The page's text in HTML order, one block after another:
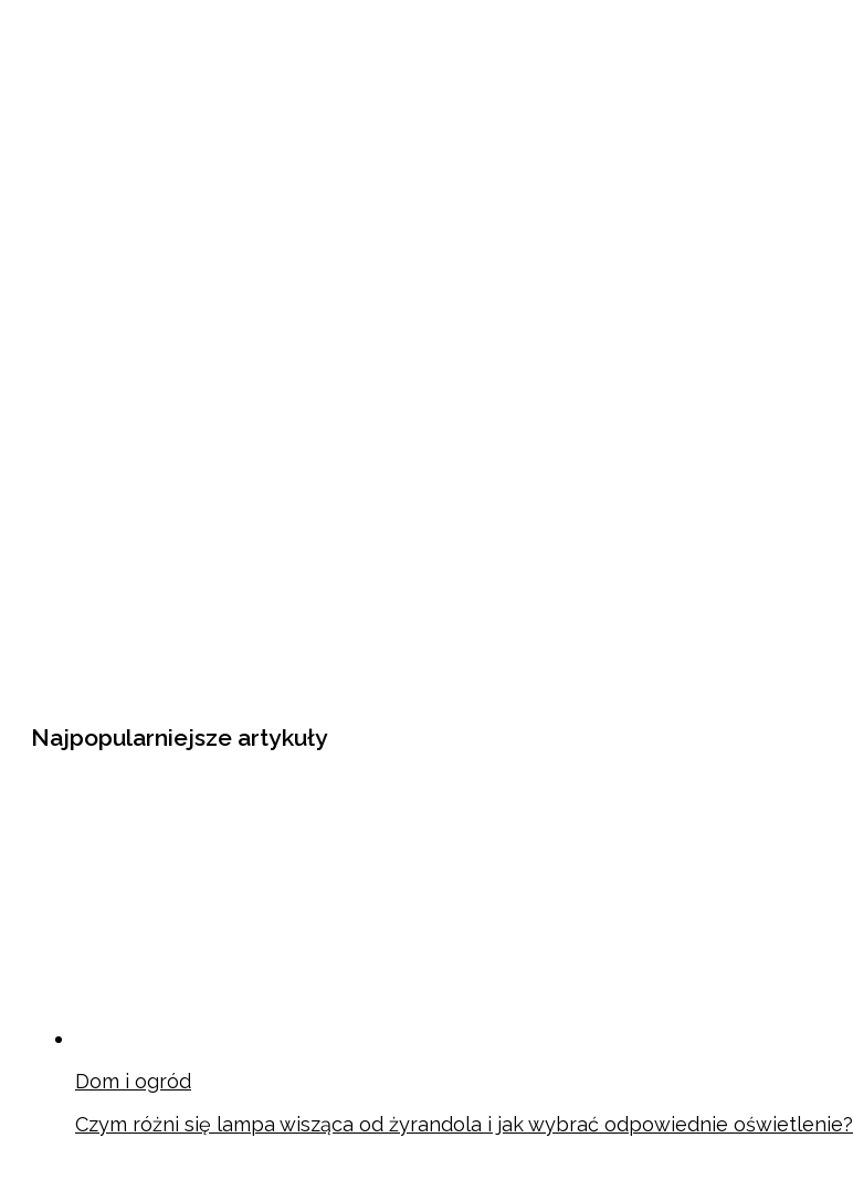
Najpopularniejsze artykuły
Dom i ogród
Czym różni się lampa wisząca od żyrandola i jak wybrać odpowiednie oświetlenie?